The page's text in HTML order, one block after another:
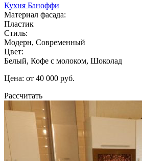
Кухня Баноффи
Материал фасада:
Пластик
Стиль:
Модерн, Современный
Цвет:
Белый, Кофе с молоком, Шоколад
Цена: от 40 000 руб.
Рассчитать